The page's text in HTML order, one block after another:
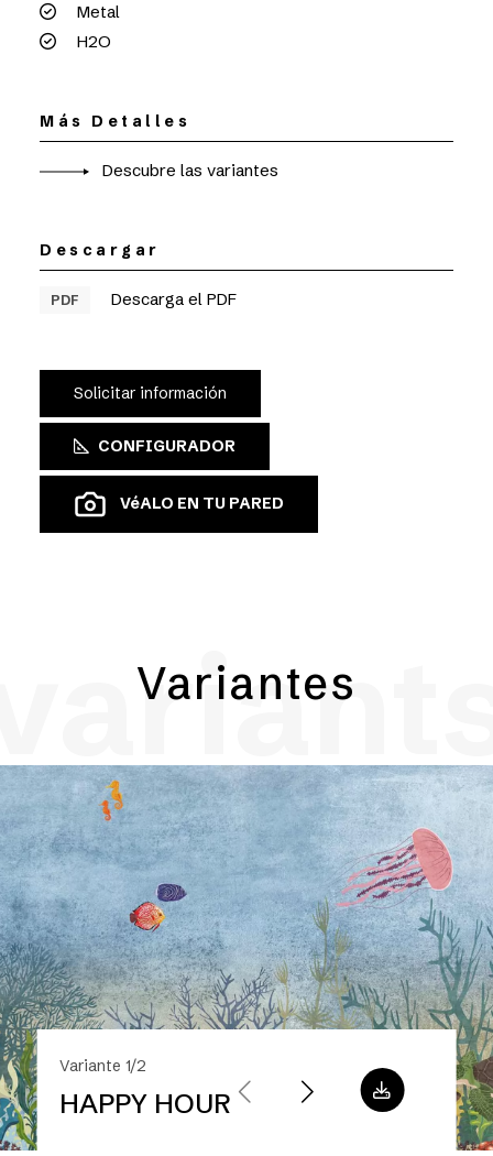
Metal
H2O
Más Detalles
Descubre las variantes
Descargar
PDF Descarga el PDF
Solicitar información
CONFIGURADOR
VéALO EN TU PARED
Variantes
Variante 1/2
HAPPY HOUR